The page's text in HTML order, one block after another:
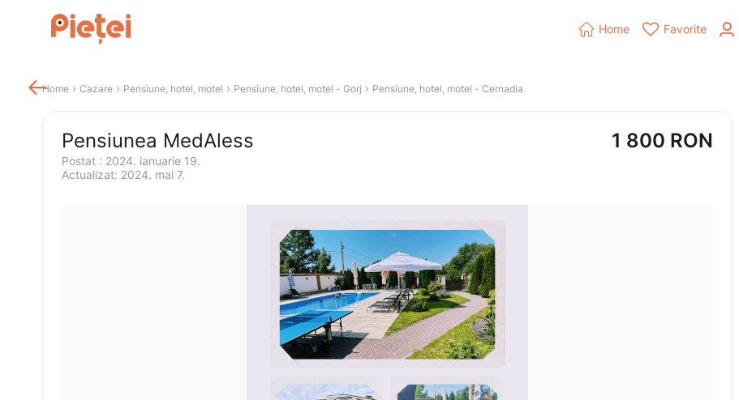
Home › Cazare › Pensiune, hotel, motel › Pensiune, hotel, motel - Gorj › Pensiune, hotel, motel - Cernadia
Pensiunea MedAless 1 800 RON
Postat : 2024. ianuarie 19.
Actualizat: 2024. mai 7.
 Home  Favorite 